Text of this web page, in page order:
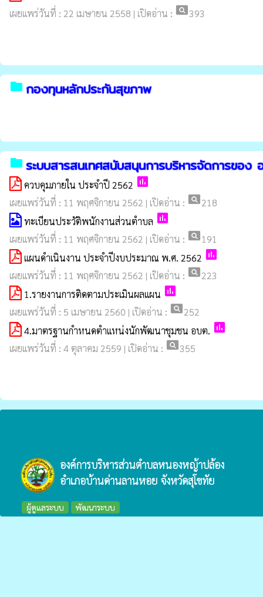
เผยแพร่วันที่ : 22 เมษายน 2558 | เปิดอ่าน : pageview393
folder กองทุนหลักประกันสุขภาพ
folder ระบบสารสนเทศสนับสนุนการบริหารจัดการของ
ควบคุมภายใน ประจำปี 2562 poll
เผยแพร่วันที่ : 11 พฤศจิกายน 2562 | เปิดอ่าน : pageview218
ทะเบียนประวัติพนักงานส่วนตำบล poll
เผยแพร่วันที่ : 11 พฤศจิกายน 2562 | เปิดอ่าน : pageview191
แผนดำเนินงาน ประจำปีงบประมาณ พ.ศ. 2562 poll
เผยแพร่วันที่ : 11 พฤศจิกายน 2562 | เปิดอ่าน : pageview223
1.รายงานการติดตามประเมินผลแผน poll
เผยแพร่วันที่ : 5 เมษายน 2560 | เปิดอ่าน : pageview252
4.มาตรฐานกำหนดตำแหน่งนักพัฒนาชุมชน อบต. poll
เผยแพร่วันที่ : 4 ตุลาคม 2559 | เปิดอ่าน : pageview355
องค์การบริหารส่วนตำบลหนองหญ้าปล้อง
อำเภอบ้านด่านลานหอย จังหวัดสุโขทัย
ผู้ดูแลระบบ พัฒนาระบบ